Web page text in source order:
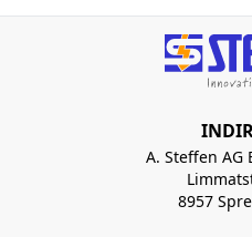
A. Steffen AG
8957